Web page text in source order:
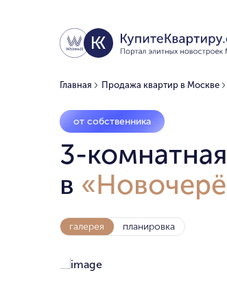
Главная Продажа квартир в Москве
от собственника
3-
в
галерея планировка